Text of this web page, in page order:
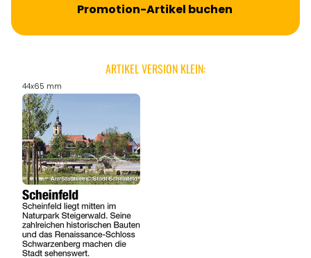
Promotion-Artikel buchen
ARTIKEL VERSION KLEIN:
44x65 mm